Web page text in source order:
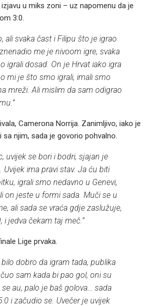
u miks zoni – uz napomenu da je
3:0.
ali svaka čast i Filipu što je igrao
me je nivoom igre, svaka
igrali dosad. On je Hrvat iako igra
mi je što smo igrali, imali smo
mreži. Ali mislim da sam odigrao
Camerona Norrija. Zanimljivo, iako je
njim, sada je govorio pohvalno.
uvijek se bori i bodri, sjajan je
Uvijek ima pravi stav. Ja ću biti
igrali smo nedavno u Genevi,
on jeste u formi sada. Muči se u
ali sada se vraća gdje zaslužuje,
i jedva čekam taj meč.”
Lige prvaka.
dobro da igram tada, publika
sam kada bi pao gol, oni su
au, palo je baš golova… sada
i začudio se. Uvečer je uvijek